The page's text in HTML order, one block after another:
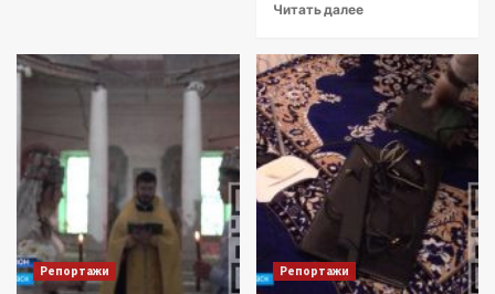
Читать далее
Репортажи Репортажи